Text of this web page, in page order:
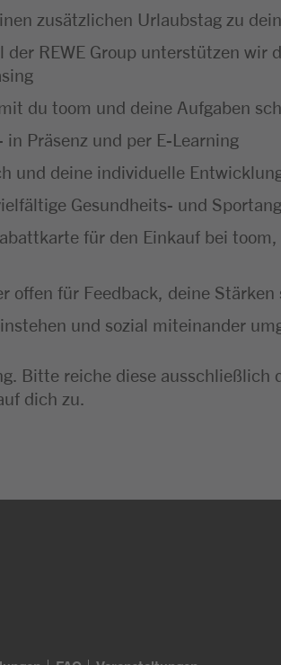
zusätzlichen Urlaubstag zu
der REWE Group unterstützen
du toom und deine Aufgaben
in Präsenz und per E-Learning
und deine individuelle
Gesundheits- und
für den Einkauf bei
offen für Feedback, deine
und sozial miteinander
Bitte reiche diese
dich zu.